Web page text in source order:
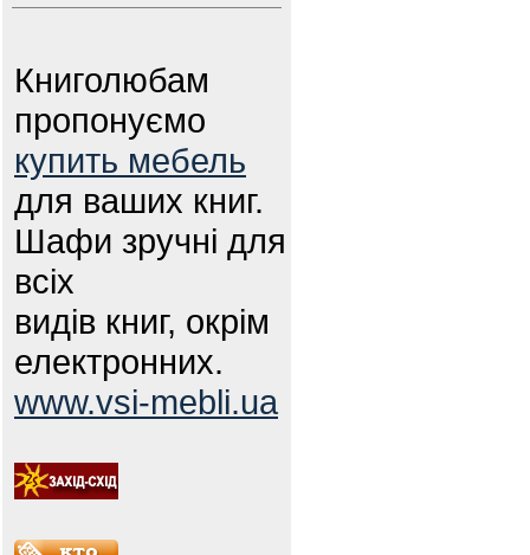
Книголюбам
пропонуємо
купить мебель
для ваших книг.
Шафи зручні для
всіх
видів книг, окрім
електронних.
www.vsi-mebli.ua